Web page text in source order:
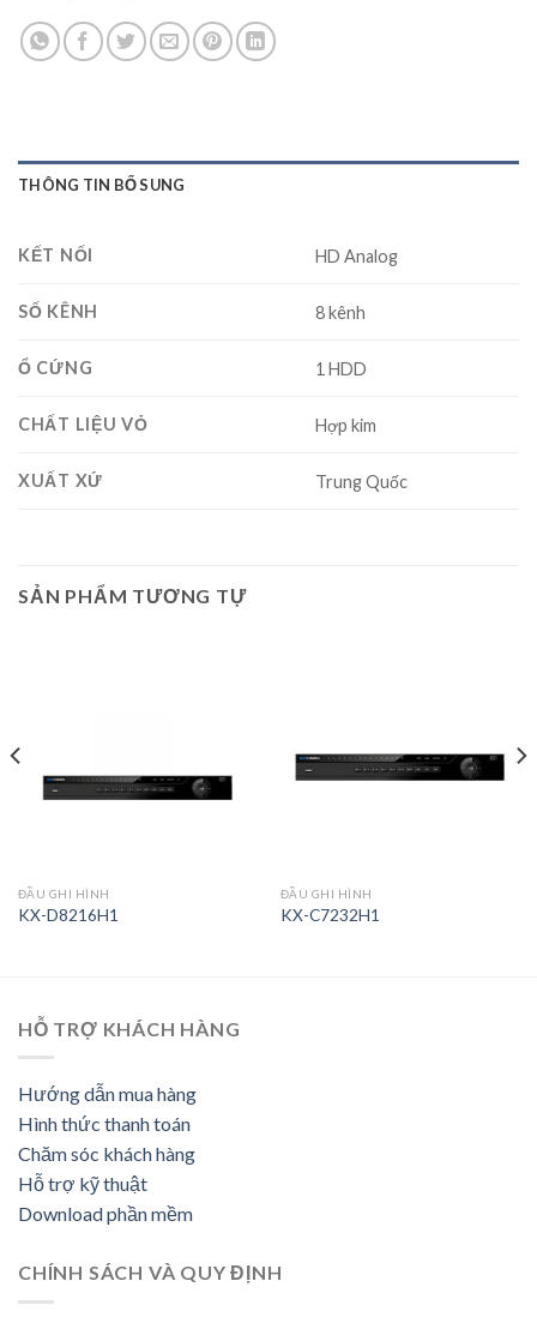
THÔNG TIN BỔ SUNG
KẾT NỐI HD Analog
SỐ KÊNH 8 kênh
Ổ CỨNG 1 HDD
CHẤT LIỆU VỎ Hợp kim
XUẤT XỨ Trung Quốc
SẢN PHẨM TƯƠNG TỰ
ĐẦU GHI HÌNH
KX-D8216H1
ĐẦU GHI HÌNH
KX-C7232H1
HỖ TRỢ KHÁCH HÀNG
Hướng dẫn mua hàng
Hình thức thanh toán
Chăm sóc khách hàng
Hỗ trợ kỹ thuật
Download phần mềm
CHÍNH SÁCH VÀ QUY ĐỊNH